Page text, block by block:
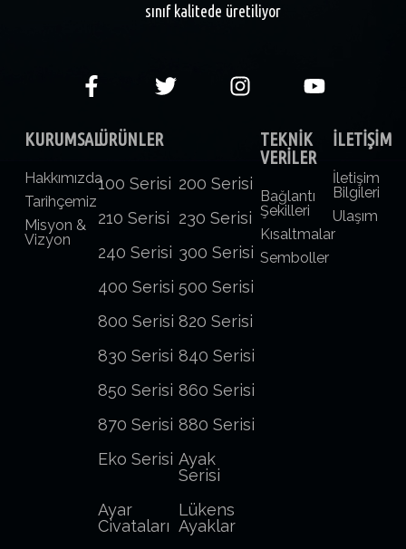
sınıf kalitede üretiliyor
KURUMSAL
Hakkımızda
Tarihçemiz
Misyon &
Vizyon
ÜRÜNLER
100 Serisi 200 Serisi
210 Serisi 230 Serisi
240 Serisi 300 Serisi
400 Serisi 500 Serisi
800 Serisi 820 Serisi
830 Serisi 840 Serisi
850 Serisi 860 Serisi
870 Serisi 880 Serisi
Eko Serisi Ayak
Serisi
Ayar
Civataları
Lükens
Ayaklar
TEKNİK
VERİLER
Bağlantı
Şekilleri
Kısaltmalar
Semboller
İLETİŞİM
İletişim
Bilgileri
Ulaşım